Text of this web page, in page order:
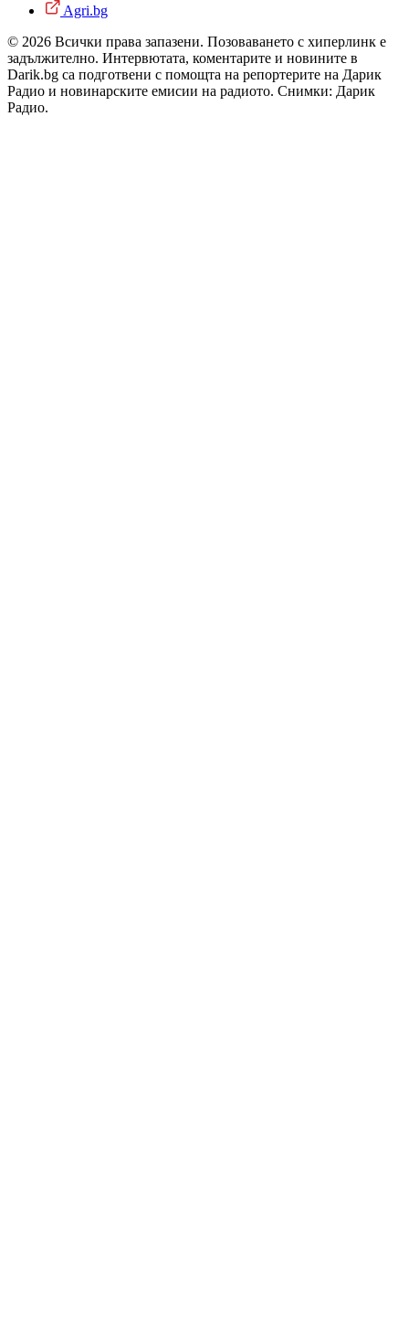
Agri.bg
© 2026 Всички права запазени. Позоваването с хиперлинк е
задължително. Интервютата, коментарите и новините в
Darik.bg са подготвени с помощта на репортерите на Дарик
Радио и новинарските емисии на радиото. Снимки: Дарик
Радио.